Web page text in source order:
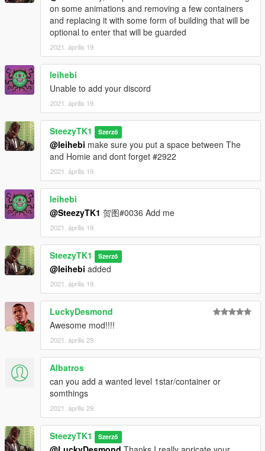
on some animations and removing a few containers
and replacing it with some form of building that will be
optional to enter that will be guarded
2021. április 19.
leihebi
Unable to add your discord
2021. április 19.
SteezyTK1 Szerző
@leihebi make sure you put a space between The
and Homie and dont forget #2922
2021. április 19.
leihebi
@SteezyTK1 贺图#0036 Add me
2021. április 19.
SteezyTK1 Szerző
@leihebi added
2021. április 19.
LuckyDesmond
Awesome mod!!!!
2021. április 29.
Albatros
can you add a wanted level 1star/container or
somthings
2021. április 29.
SteezyTK1 Szerző